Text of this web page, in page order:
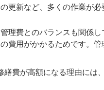
更新など、多くの作業が
理費とのバランスも関係
費用がかかるためです。
費が高額になる理由には